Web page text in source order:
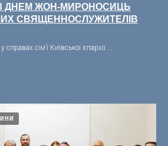
ДНЕМ ЖОН-МИРОНОСИЦЬ
СВЯЩЕННОСЛУЖИТЕЛІВ
сім’ї Київської єпархії ...